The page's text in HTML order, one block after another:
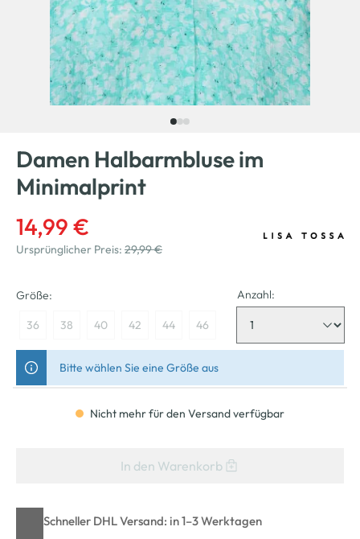
Damen Halbarmbluse im
Minimalprint
14,99 €
Ursprünglicher Preis: 29,99 €
Größe:
36 38 40 42 44 46
Anzahl:
Bitte wählen Sie eine Größe aus
Nicht mehr für den Versand verfügbar
In den Warenkorb
Schneller DHL Versand: in 1–3 Werktagen